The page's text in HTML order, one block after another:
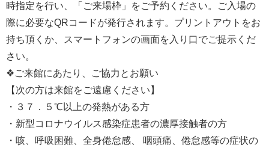
時指定を行い、「ご来場枠」をご予約ください。ご入場の
際に必要なQRコードが発行されます。プリントアウトをお
持ち頂くか、スマートフォンの画面を入り口でご提示くだ
さい。
❖ご来館にあたり、ご協力とお願い
【次の方は来館をご遠慮ください】
・３７．５℃以上の発熱がある方
・新型コロナウイルス感染症患者の濃厚接触者の方
・咳、呼吸困難、全身倦怠感、 咽頭痛、倦怠感等の症状の